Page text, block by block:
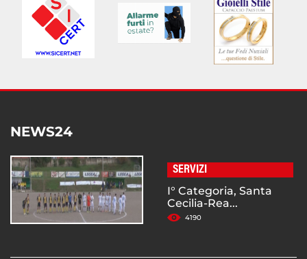
NEWS24
SERVIZI
I° Categoria, Santa
Cecilia-Rea...
4190